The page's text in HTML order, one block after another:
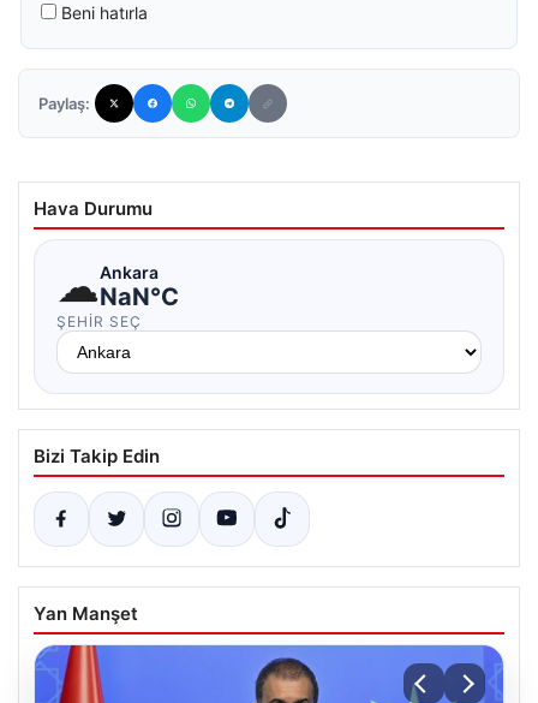
Beni hatırla
Paylaş:
Hava Durumu
☁Ankara
NaN°C
ŞEHIR SEÇ
Bizi Takip Edin
Yan Manşet